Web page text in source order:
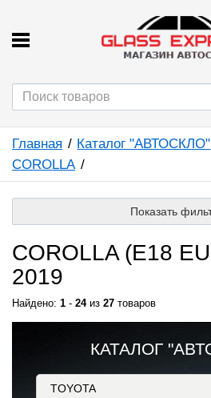
Главная Каталог "АВТОСКЛО"
COROLLA
Показать
COROLLA (E18
2019
Найдено: 1 - 24из 27 товаров
КАТАЛОГ